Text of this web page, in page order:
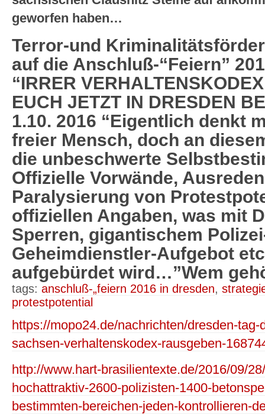
geworfen haben…
Terror-und
auf die Anschluß-“Feiern”
“IRRER
EUCH JETZT IN DRESDEN
1.10. 2016 “Eigentlich denkt
freier Mensch, doch an
die unbeschwerte
Offizielle Vorwände,
Paralysierung von
offiziellen Angaben, was mit
Sperren, gigantischem
Geheimdienstler-Aufgebot
aufgebürdet wird…”Wem
tags: anschluß-„feiern 2016 in dresden,
protestpotential
https://mopo24.de/nachrichten/dresden-
sachsen-verhaltenskodex-rausgeben-
http://www.hart-brasilientexte.de/2016/09/
hochattraktiv-2600-polizisten-1400-
bestimmten-bereichen-jeden-kontrollieren-